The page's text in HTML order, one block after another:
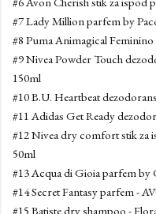
#7 Lady Million parfem by
#8 Puma Animagical
#9 Nivea Powder Touch
150ml
#10 B.U. Heartbeat
#11 Adidas Get Ready
#12 Nivea dry comfort stik za
50ml
#13 Acqua di Gioia parfem
#14 Secret Fantasy parfem -
#15 Batiste dry shampoo -